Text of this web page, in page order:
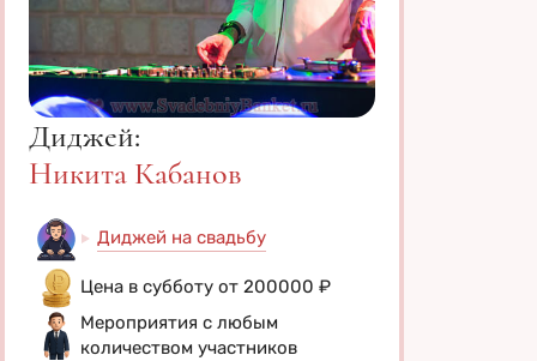
Диджей:
Никита Кабанов
Диджей на свадьбу
Цена в субботу от 200000 ₽
Мероприятия с любым
количеством участников